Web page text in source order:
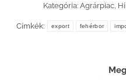
Kategória: Agrárpiac
Címkék: export fehérbor